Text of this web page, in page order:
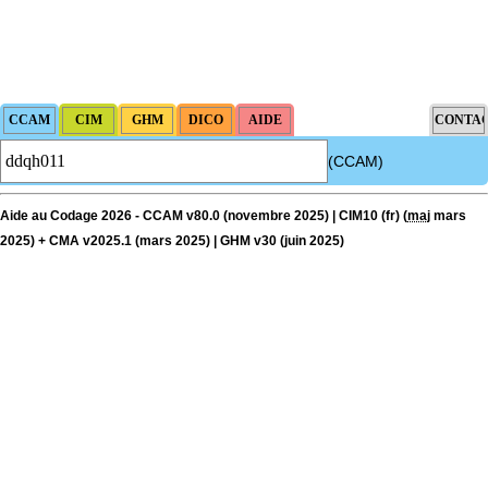
(CCAM)
Aide au Codage 2026 - CCAM v80.0 (novembre 2025) | CIM10 (fr) (maj mars
2025) + CMA v2025.1 (mars 2025) | GHM v30 (juin 2025)